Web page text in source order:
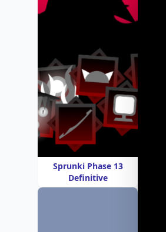
Sprunki Phase 13
Definitive